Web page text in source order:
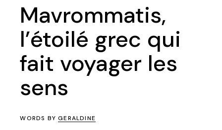
Mavrommatis,
l’étoilé grec qui
fait voyager les
sens
WORDS BYGERALDINE